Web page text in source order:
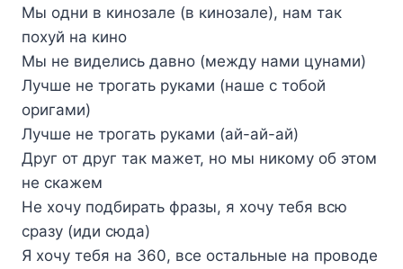
Мы одни в кинозале (в кинозале), нам так
похуй на кино
Мы не виделись давно (между нами цунами)
Лучше не трогать руками (наше с тобой
оригами)
Лучше не трогать руками (ай-ай-ай)
Друг от друг так мажет, но мы никому об этом
не скажем
Не хочу подбирать фразы, я хочу тебя всю
сразу (иди сюда)
Я хочу тебя на 360, все остальные на проводе